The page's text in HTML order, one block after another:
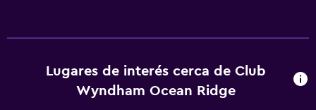
Lugares de interés cerca de Club
Wyndham Ocean Ridge